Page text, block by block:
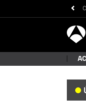
Antena
3